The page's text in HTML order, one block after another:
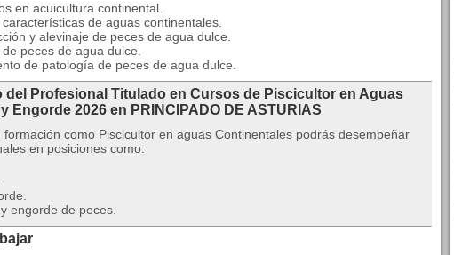
en acuicultura continental.
de aguas continentales.
y alevinaje de peces de agua dulce.
peces de agua dulce.
de patología de peces de agua dulce.
del Profesional Titulado en Cursos de Piscicultor en Aguas
Engorde 2026 en PRINCIPADO DE ASTURIAS
formación como Piscicultor en aguas Continentales podrás desempeñar
en posiciones como:
engorde de peces.